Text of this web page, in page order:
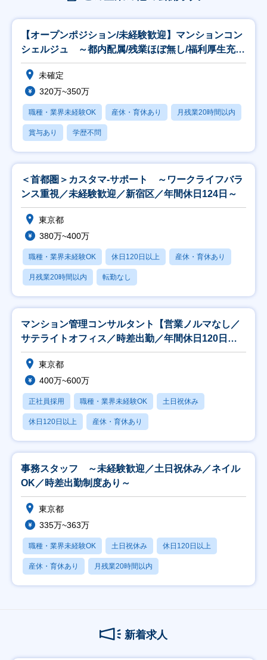
【オープンポジション/未経験歓迎】マンションコン
シェルジュ ～都内配属/残業ほぼ無し/福利厚生充実
～
未確定
320万~350万
職種・業界未経験OK 産休・育休あり 月残業20時間以内
賞与あり 学歴不問
＜首都圏＞カスタマ‐サポート ～ワークライフバラ
ンス重視／未経験歓迎／新宿区／年間休日124日～
東京都
380万~400万
職種・業界未経験OK 休日120日以上 産休・育休あり
月残業20時間以内 転勤なし
マンション管理コンサルタント【営業ノルマなし／
サテライトオフィス／時差出勤／年間休日120日
超】
東京都
400万~600万
正社員採用 職種・業界未経験OK 土日祝休み
休日120日以上 産休・育休あり
事務スタッフ ～未経験歓迎／土日祝休み／ネイル
OK／時差出勤制度あり～
東京都
335万~363万
職種・業界未経験OK 土日祝休み 休日120日以上
産休・育休あり 月残業20時間以内
新着求人